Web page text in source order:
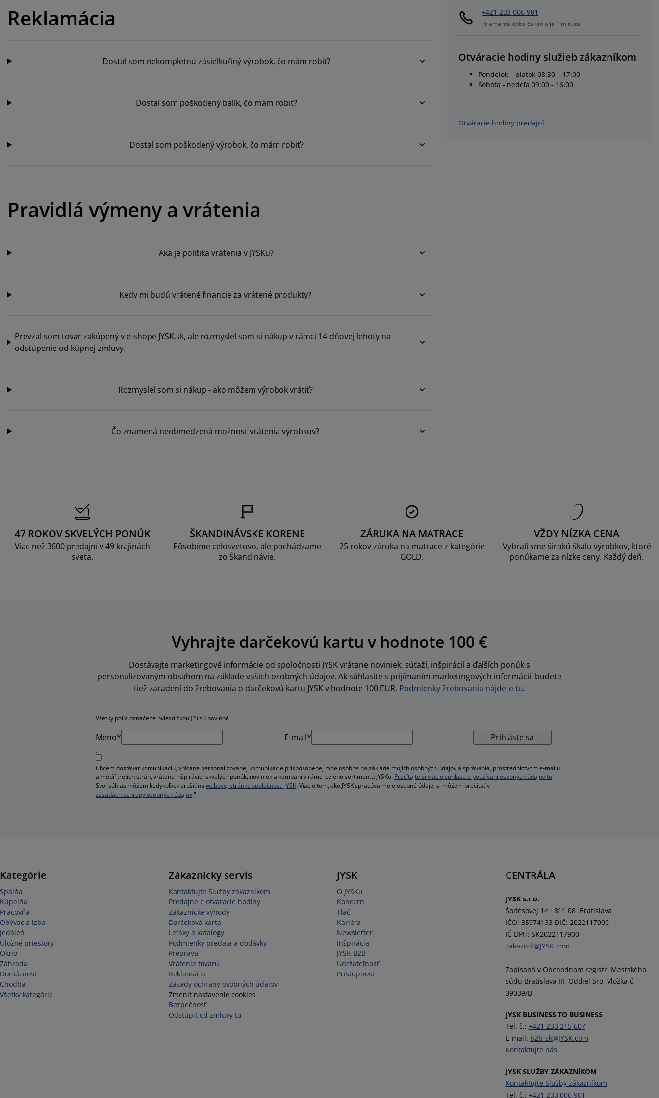
skrine
s úložným priestorom
postele
Reklamácia
Dostal som nekompletnú zásielku/iný výrobok, čo mám robiť?
Dostal som poškodený balík, čo mám robiť?
Dostal som poškodený výrobok, čo mám robiť?
Pravidlá výmeny a vrátenia
Aká je politika vrátenia v JYSKu?
Kedy mi budú vrátené financie za vrátené produkty?
Prevzal som tovar zakúpený v e-shope JYSK.sk, ale rozmyslel som si nákup v rámci 14-dňovej lehoty na
odstúpenie od kúpnej zmluvy.
Rozmyslel som si nákup - ako môžem výrobok vrátiť?
Čo znamená neobmedzená možnosť vrátenia výrobkov?
+421 233 006 901
Priemerná doba čakania je 1 minúta
Otváracie hodiny služieb zákazníkom
Pondelok – piatok 08:30 – 17:00
Sobota - nedeľa 09:00 - 16:00
Otváracie hodiny predajní
47 ROKOV SKVELÝCH PONÚK
Viac než 3600 predajní v 49 krajinách
sveta.
ŠKANDINÁVSKE KORENE
Pôsobíme celosvetovo, ale pochádzame
zo Škandinávie.
ZÁRUKA NA MATRACE
25 rokov záruka na matrace z kategórie
GOLD.
VŽDY NÍZKA CENA
Vybrali sme širokú škálu výrobkov, ktoré
ponúkame za nízke ceny. Každý deň.
Vyhrajte darčekovú kartu v hodnote 100 €
Dostávajte marketingové informácie od spoločnosti JYSK vrátane noviniek, súťaží, inšpirácií a ďalších ponúk s
personalizovaným obsahom na základe vašich osobných údajov. Ak súhlasíte s prijímaním marketingových informácií, budete
tiež zaradení do žrebovania o darčekovú kartu JYSK v hodnote 100 EUR. Podmienky žrebovania nájdete tu.
Všetky polia označené hviezdičkou (*) sú povinné
Meno* E-mail* Prihláste sa
Chcem dostávať komunikáciu, vrátane personalizovanej komunikácie prispôsobenej mne osobne na základe mojich osobných údajov a správania, prostredníctvom e-mailu
a médií tretích strán, vrátane inšpirácie, skvelých ponúk, noviniek a kampaní v rámci celého sortimentu JYSKu. Prečítajte si viac o súhlase a používaní osobných údajov tu.
Svoj súhlas môžem kedykoľvek zrušiť na webovej stránke spoločnosti JYSK. Viac o tom, ako JYSK spracúva moje osobné údaje, si môžem prečítať v
zásadách ochrany osobných údajov."
Kategórie
Spálňa
Kúpeľňa
Pracovňa
Obývacia izba
Jedáleň
Úložné priestory
Okno
Záhrada
Domácnosť
Chodba
Všetky kategórie
Zákaznícky servis
Kontaktujte Služby zákazníkom
Predajne a otváracie hodiny
Zákaznícke výhody
Darčeková karta
Letáky a katalógy
Podmienky predaja a dodávky
Preprava
Vrátenie tovaru
Reklamácia
Zásady ochrany osobných údajov
Zmeniť nastavenie cookies
Bezpečnosť
Odstúpiť od zmluvy tu
JYSK
O JYSKu
Koncern
Tlač
Kariéra
Newsletter
Inšpirácia
JYSK B2B
Udržateľnosť
Prístupnosť
CENTRÁLA
JYSK s.r.o.
Šoltésovej 14 · 811 08 Bratislava
IČO: 35974133 DIČ: 2022117900
IČ DPH: SK2022117900
zakaznik@JYSK.com
Zapísaná v Obchodnom registri Mestského
súdu Bratislava III, Oddiel Sro, Vložka č.
39039/B
JYSK BUSINESS TO BUSINESS
Tel. č.: +421 233 215 607
E-mail: b2b-sk@JYSK.com
Kontaktujte nás
JYSK SLUŽBY ZÁKAZNÍKOM
Kontaktujte Služby zákazníkom
Tel. č.: +421 233 006 901